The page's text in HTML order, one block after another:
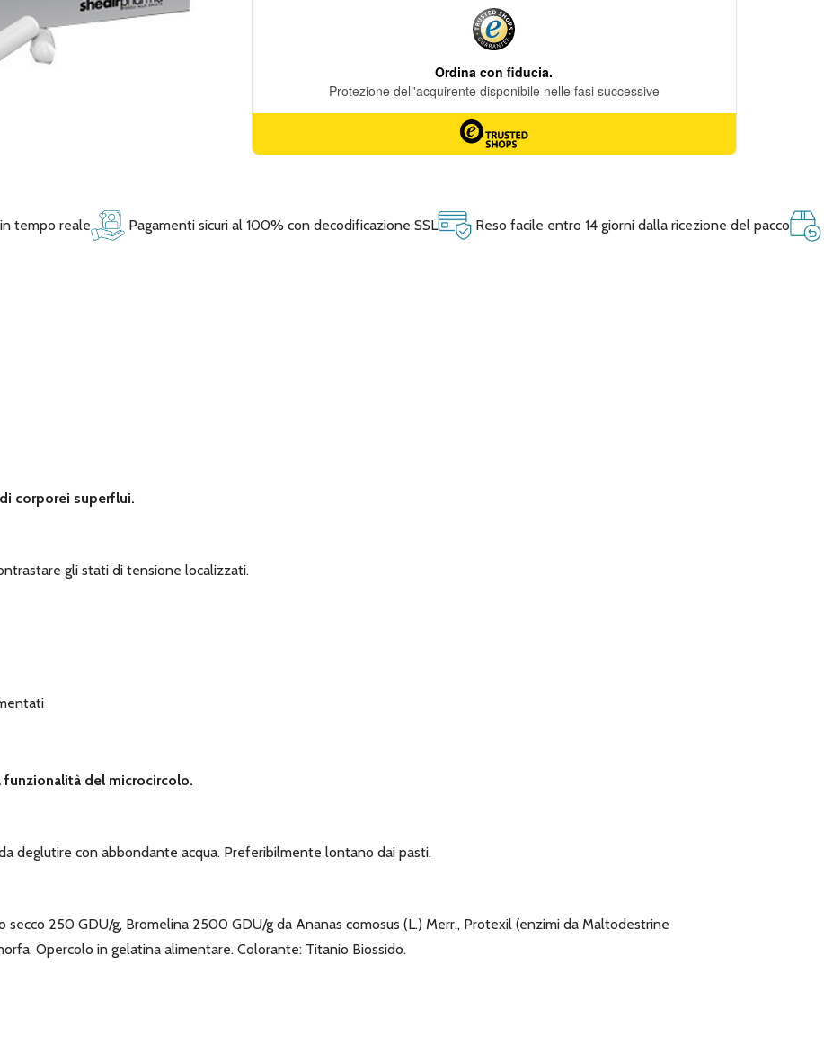
tempo reale Pagamenti sicuri al 100% con decodificazione SSL Reso facile entro 14 giorni dalla ricezione del pacco
corporei superflui.
gli stati di tensione localizzati.
del microcircolo.
deglutire con abbondante acqua. Preferibilmente lontano dai pasti.
250 GDU/g, Bromelina 2500 GDU/g da Ananas comosus (L.) Merr., Protexil (enzimi da Maltodestrine
Opercolo in gelatina alimentare. Colorante: Titanio Biossido.